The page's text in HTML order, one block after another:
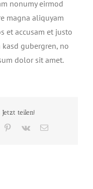
nonumy eirmod
magna aliquyam
et accusam et justo
gubergren, no
dolor sit amet.
teilen!
Pinterest
Vk
E-